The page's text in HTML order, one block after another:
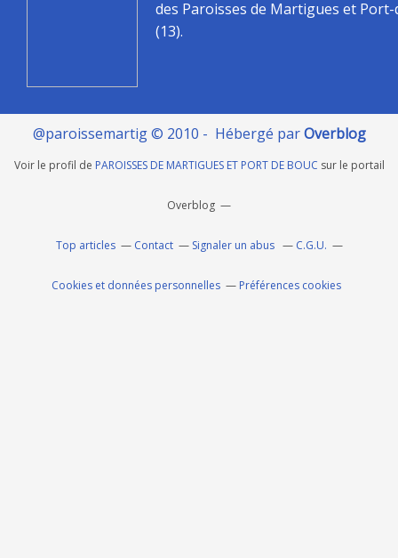
des Paroisses de Martigues et
(13).
@paroissemartig © 2010 - Hébergé parOverblog
Voir le profil de PAROISSES DE MARTIGUES ET PORT DE BOUC sur le portail
Overblog
Top articles Contact Signaler un abus C.G.U.
Cookies et données personnelles Préférences cookies